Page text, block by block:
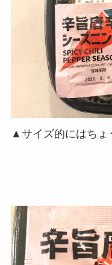
▲サイズ的にはちょ